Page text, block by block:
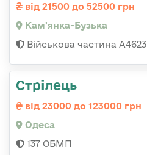
від 21500 до 52500 грн
Кам'янка-Бузька
Військова частина А4623
Стрілець
від 23000 до 123000 грн
Одеса
137 ОБМП